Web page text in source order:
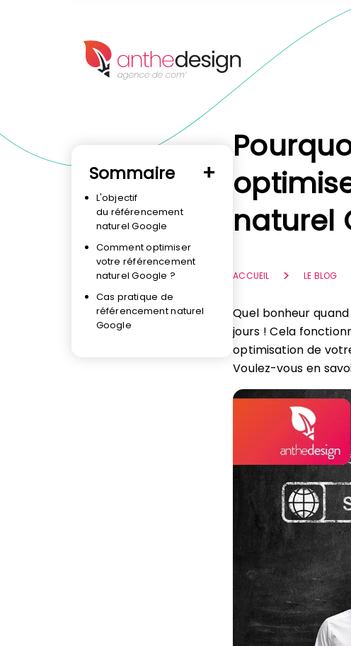
Sommaire
L'objectif
du référencement
naturel Google
Comment optimiser
votre référencement
naturel Google ?
Cas pratique de
référencement naturel
Google
naturel
ACCUEIL LE BLOG
Quel bonheur
jours ! Cela
optimisation de
Voulez-vous en